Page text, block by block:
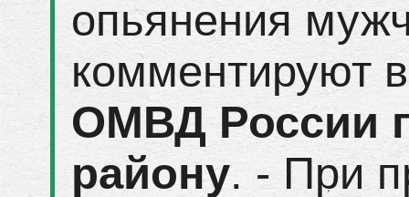
опьянения
комментируют
ОМВД России
району. - При